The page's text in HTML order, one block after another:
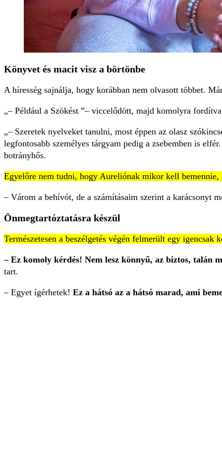
Könyvet és macit visz a börtönbe
A híresség sajnálja, hogy korábban nem olvasott többet.
– Például a Szökést – viccelődött, majd komolyra fordítva
– Szeretek nyelveket tanulni, most éppen az olasz
legfontosabb személyes tárgyam pedig a zsebemben is
botrányhős.
Egyelőre nem tudni, hogy Aureliónak mikor kell
– Várom a behívót, de a számításaim szerint a karácsonyt
Önmegtartóztatásra készül
Természetesen a beszélgetés végén felmerült egy
– Ez komoly kérdés! Nem lesz könnyű, az biztos, talán
tart.
– Egyet ígérhetek! Ez a hátsó az a hátsó marad, ami